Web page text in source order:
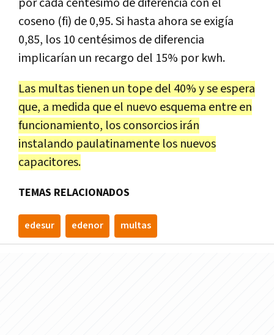
coseno (fi) de 0,95. Si hasta ahora se exigía
0,85, los 10 centésimos de diferencia
implicarían un recargo del 15% por kwh.
Las multas tienen un tope del 40% y se espera
que, a medida que el nuevo esquema entre en
funcionamiento, los consorcios irán
instalando paulatinamente los nuevos
capacitores.
TEMAS RELACIONADOS
edesur edenor multas